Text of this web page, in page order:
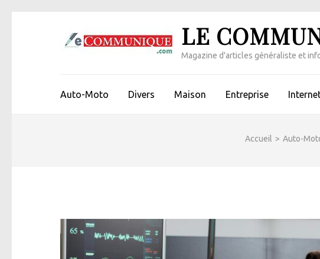
LE
Magazine d'articles généraliste et
Auto-Moto Divers Maison Entreprise
Accueil > Auto-